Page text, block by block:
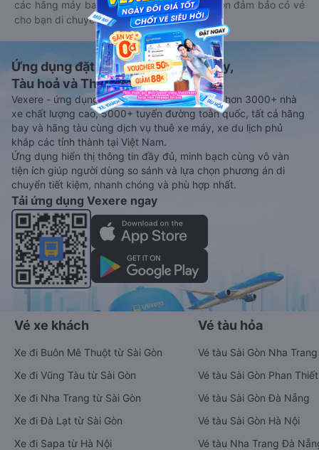
các hãng máy bay, xe khách và tàu hoả, luôn đảm bảo có vé
cho bạn di chuyển.
Ứng dụng đặt vé Xe khách, Máy bay,
Tàu hoả và Thuê xe
Vexere - ứng dụng đặt vé đa phương tiện với hơn 3000+ nhà
xe chất lượng cao, 5000+ tuyến đường toàn quốc, tất cả hãng
bay và hãng tàu cùng dịch vụ thuê xe máy, xe du lịch phủ
khắp các tỉnh thành tại Việt Nam.
Ứng dụng hiển thị thông tin đầy đủ, minh bạch cùng vô vàn
tiện ích giúp người dùng so sánh và lựa chọn phương án di
chuyển tiết kiệm, nhanh chóng và phù hợp nhất.
Tải ứng dụng Vexere ngay
Vé xe khách
Xe đi Buôn Mê Thuột từ Sài Gòn
Xe đi Vũng Tàu từ Sài Gòn
Xe đi Nha Trang từ Sài Gòn
Xe đi Đà Lạt từ Sài Gòn
Xe đi Sapa từ Hà Nội
Vé tàu hỏa
Vé tàu Sài Gòn Nha Trang
Vé tàu Sài Gòn Phan Thiết
Vé tàu Sài Gòn Đà Nẵng
Vé tàu Sài Gòn Hà Nội
Vé tàu Nha Trang Đà